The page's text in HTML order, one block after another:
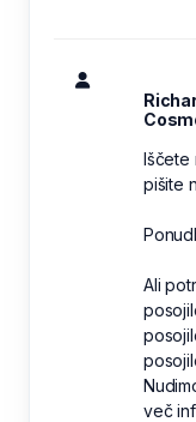
Iščete
pišite
Ali
več